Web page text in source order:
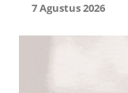
7 Agustus 2026